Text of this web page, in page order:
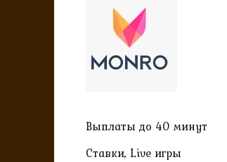
Выплаты до 40 минут
Ставки, Live игры